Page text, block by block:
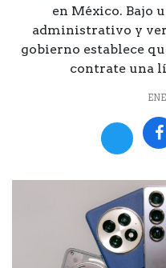
en México. Bajo
administrativo y
gobierno establece
contrate una